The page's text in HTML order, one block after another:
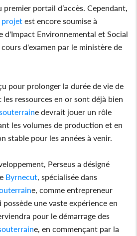
portail d’accès. Cependant,
projet est encore soumise à
d'Impact Environnemental et Social
d'examen par le ministère de
pour prolonger la durée de vie de
les ressources en or sont déjà bien
e devrait jouer un rôle
les volumes de production et en
stable pour les années à venir.
Perseus a désigné
Byrnecut, spécialisée dans
e, comme entrepreneur
possède une vaste expérience en
pour le démarrage des
e, en commençant par la